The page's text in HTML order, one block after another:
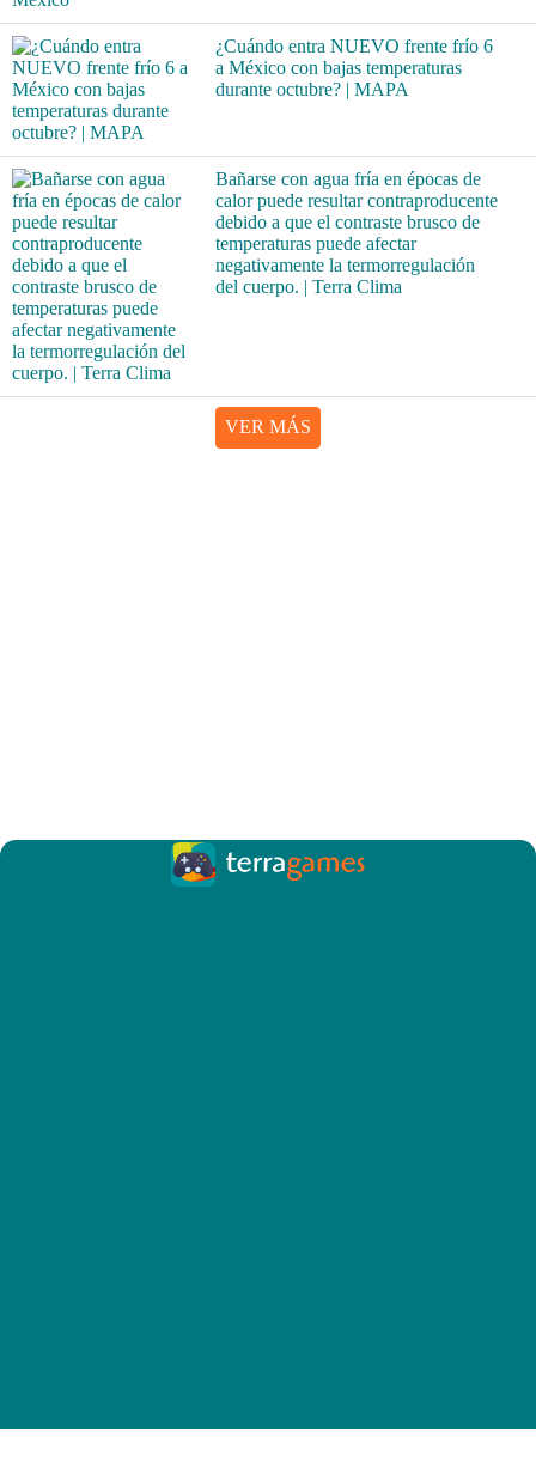
¿Cuándo entra NUEVO frente frío 6
a México con bajas temperaturas
durante octubre? | MAPA
Bañarse con agua fría en épocas de
calor puede resultar contraproducente
debido a que el contraste brusco de
temperaturas puede afectar
negativamente la termorregulación
del cuerpo. | Terra Clima
VER MÁS